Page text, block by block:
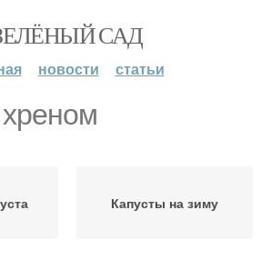
САД
новости статьи
Капусты на зиму